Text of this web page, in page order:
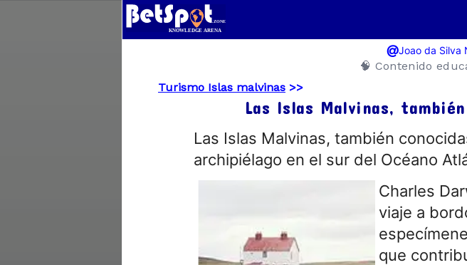
@Joao da Silva
🧠 Contenido
Turismo Islas malvinas >>
Las Islas Malvinas,
Las Islas Malvinas, también
archipiélago en el sur del Océano
Charles
viaje a
que